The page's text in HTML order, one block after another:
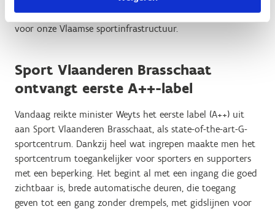
gebouwen. Het doel is om een nieuwe standaard te zetten
voor onze Vlaamse sportinfrastructuur.
Sport Vlaanderen Brasschaat
ontvangt eerste A++-label
Vandaag reikte minister Weyts het eerste label (A++) uit
aan Sport Vlaanderen Brasschaat, als state-of-the-art-G-
sportcentrum. Dankzij heel wat ingrepen maakte men het
sportcentrum toegankelijker voor sporters en supporters
met een beperking. Het begint al met een ingang die goed
zichtbaar is, brede automatische deuren, die toegang
geven tot een gang zonder drempels, met gidslijnen voor